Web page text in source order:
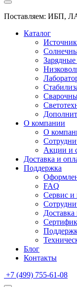
Поставляем: ИБП,
Каталог
Зарядные
О компании
О
Акции и
Доставка и
Поддержка
FAQ
Сервис и
Доставка
Блог
Контакты
+7 (499) 755-61-08